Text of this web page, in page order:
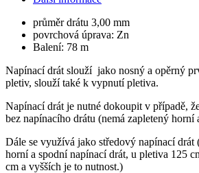
průměr drátu 3,00 mm
povrchová úprava: Zn
Balení: 78 m
Napínací drát slouží jako nosný a opěrný
pletiv, slouží také k vypnutí pletiva.
Napínací drát je nutné dokoupit v případě,
bez napínacího drátu (nemá zapletený
Dále se využívá jako středový napínací drát
horní a spodní napínací drát, u pletiva 125
cm a vyšších je to nutnost.)